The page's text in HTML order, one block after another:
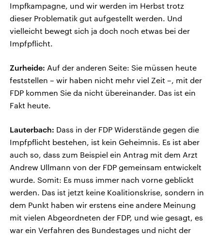
Impfkampagne, und wir werden im Herbst trotz
dieser Problematik gut aufgestellt werden. Und
vielleicht bewegt sich ja doch noch etwas bei der
Impfpflicht.
Zurheide: Auf der anderen Seite: Sie müssen heute
feststellen – wir haben nicht mehr viel Zeit –, mit der
FDP kommen Sie da nicht übereinander. Das ist ein
Fakt heute.
Lauterbach: Dass in der FDP Widerstände gegen die
Impfpflicht bestehen, ist kein Geheimnis. Es ist aber
auch so, dass zum Beispiel ein Antrag mit dem Arzt
Andrew Ullmann von der FDP gemeinsam entwickelt
wurde. Somit: Es muss immer nach vorne geblickt
werden. Das ist jetzt keine Koalitionskrise, sondern in
dem Punkt haben wir erstens eine andere Meinung
mit vielen Abgeordneten der FDP, und wie gesagt, es
war ein Verfahren des Bundestages und nicht der